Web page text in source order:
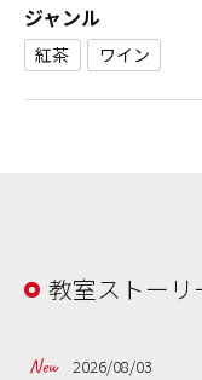
ジャンル
紅茶 ワイン
教室ストーリ
2026/08/03